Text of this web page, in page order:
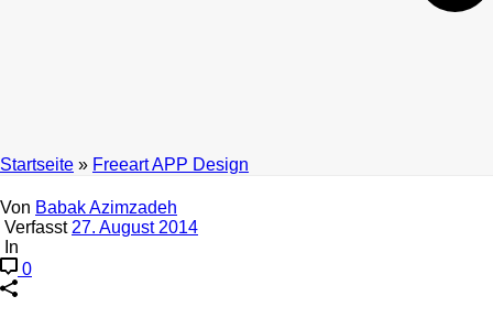
Startseite » Freeart APP Design
Von Babak Azimzadeh
Verfasst 27. August 2014
In
0